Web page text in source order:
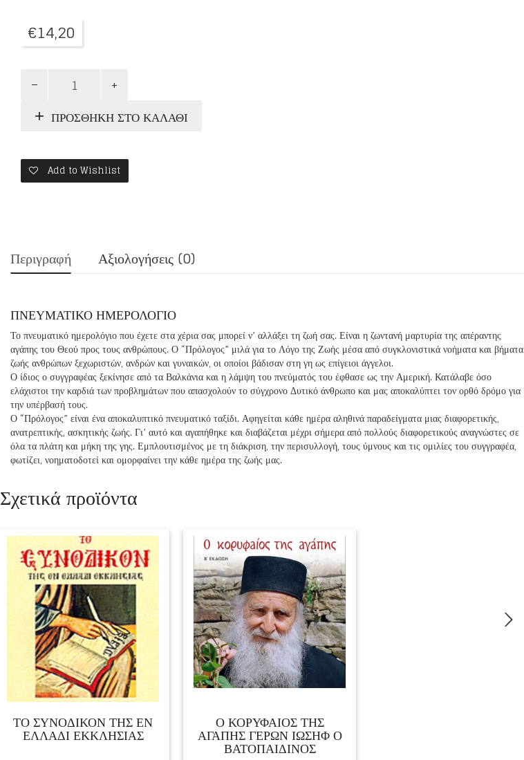
€14,20
ΠΡΟΛΟΓΟΣ
ΑΧΡΙΔΟΣ
ποσότητα
ΠΡΟΣΘΉΚΗ ΣΤΟ ΚΑΛΆΘΙ
Add to Wishlist
Περιγραφή Αξιολογήσεις (0)
ΠΝΕΥΜΑΤΙΚΟ ΗΜΕΡΟΛΟΓΙΟ
Το πνευματικό ημερολόγιο που έχετε στα χέρια σας μπορεί ν’ αλλάξει τη ζωή σας. Είναι η ζωντανή μαρτυρία της απέραντης
αγάπης του Θεού προς τους ανθρώπους. Ο “Πρόλογος” μιλά για το Λόγο της Ζωής μέσα από συγκλονιστικά νοήματα και βήματα
ζωής ανθρώπων ξεχωριστών, ανδρών και γυναικών, οι οποίοι βάδισαν στη γη ως επίγειοι άγγελοι.
Ο ίδιος ο συγγραφέας ξεκίνησε από τα Βαλκάνια και η λάμψη του πνεύματός του έφθασε ως την Αμερική. Κατάλαβε όσο
ελάχιστοι την καρδιά των προβλημάτων που απασχολούν το σύγχρονο Δυτικό άνθρωπο και μας αποκαλύπτει τον ορθό δρόμο για
την υπέρβασή τους.
Ο “Πρόλογος” είναι ένα αποκαλυπτικό πνευματικό ταξίδι. Αφηγείται κάθε ημέρα αληθινά παραδείγματα μιας διαφορετικής,
ανατρεπτικής, ασκητικής ζωής. Γι’ αυτό και αγαπήθηκε και διαβάζεται μέχρι σήμερα από πολλούς διαφορετικούς αναγνώστες σε
όλα τα πλάτη και μήκη της γης. Εμπλουτισμένος με τη διάκριση, την περισυλλογή, τους ύμνους και τις ομιλίες του συγγραφέα,
φωτίζει, νοηματοδοτεί και ομορφαίνει την κάθε ημέρα της ζωής μας.
Σχετικά προϊόντα
ΤΟ ΣΥΝΟΔΙΚΟΝ ΤΗΣ ΕΝ
ΕΛΛΑΔΙ ΕΚΚΛΗΣΙΑΣ
Ο ΚΟΡΥΦΑΙΟΣ ΤΗΣ
ΑΓΑΠΗΣ ΓΕΡΩΝ ΙΩΣΗΦ Ο
ΒΑΤΟΠΑΙΔΙΝΟΣ